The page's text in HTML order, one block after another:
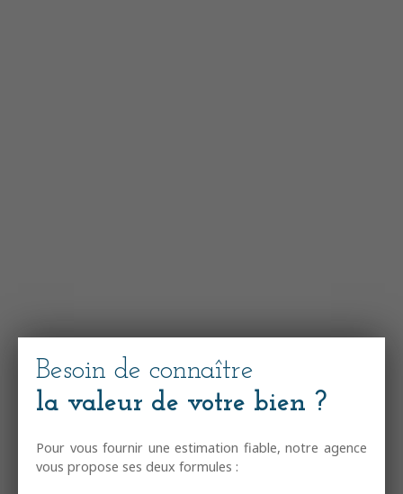
Besoin de connaître
la valeur de votre bien ?
Pour vous fournir une estimation fiable, notre agence
vous propose ses deux formules :